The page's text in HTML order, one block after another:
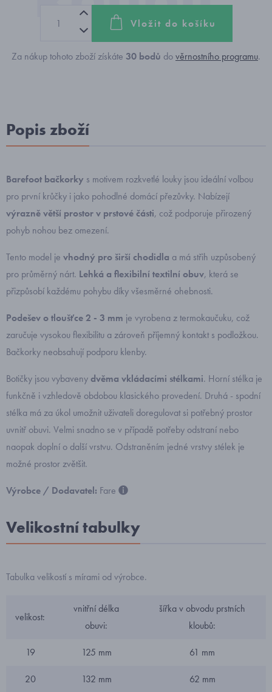
Vložit do košíku
Za nákup tohoto zboží získáte 30 bodů dověrnostního programu.
Popis zboží
Barefoot bačkorky s motivem rozkvetlé louky jsou ideální volbou
pro první krůčky i jako pohodlné domácí přezůvky. Nabízejí
výrazně větší prostor v prstové části, což podporuje přirozený
pohyb nohou bez omezení.
Tento model je vhodný pro širší chodidla a má střih uzpůsobený
pro průměrný nárt. Lehká a flexibilní textilní obuv, která se
přizpůsobí každému pohybu díky všesměrné ohebnosti.
Podešev o tloušťce 2 - 3 mm je vyrobena z termokaučuku, což
zaručuje vysokou flexibilitu a zároveň příjemný kontakt s podložkou.
Bačkorky neobsahují podporu klenby.
Botičky jsou vybavenydvěma vkládacími stélkami. Horní stélka je
funkčně i vzhledově obdobou klasického provedení. Druhá - spodní
stélka má za úkol umožnit uživateli doregulovat si potřebný prostor
uvnitř obuvi. Velmi snadno se v případě potřeby odstraní nebo
naopak doplní o další vrstvu. Odstraněním jedné vrstvy stélek je
možné prostor zvětšit.
Výrobce / Dodavatel: Fare
Velikostní tabulky
Tabulka velikostí s mírami od výrobce.
velikost:
vnitřní délka
obuvi:
šířka v obvodu prstních
kloubů:
19 125 mm 61 mm
20 132 mm 62 mm